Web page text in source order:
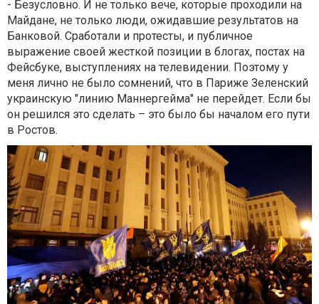
- Безусловно. И не только вече, которые проходили на
Майдане, не только люди, ожидавшие результатов на
Банковой. Сработали и протесты, и публичное
выражение своей жесткой позиции в блогах, постах на
Фейсбуке, выступлениях на телевидении. Поэтому у
меня лично не было сомнений, что в Париже Зеленский
украинскую "линию Маннергейма" не перейдет. Если бы
он решился это сделать – это было бы началом его пути
в Ростов.